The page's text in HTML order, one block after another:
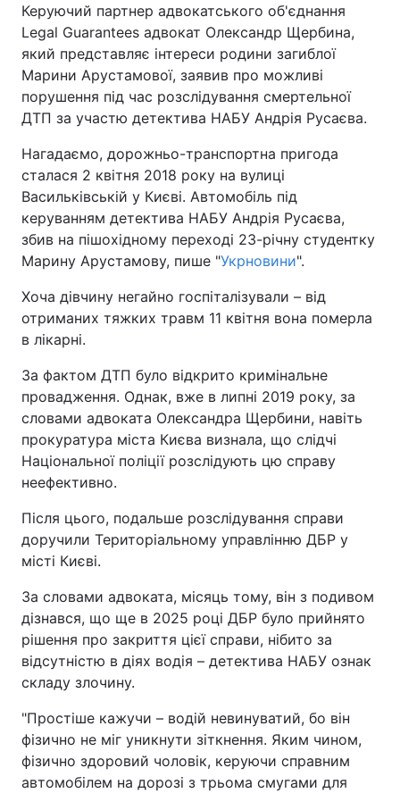
Керуючий партнер адвокатського об'єднання
Legal Guarantees адвокат Олександр Щербина,
який представляє інтереси родини загиблої
Марини Арустамової, заявив про можливі
порушення під час розслідування смертельної
ДТП за участю детектива НАБУ Андрія Русаєва.
Нагадаємо, дорожньо-транспортна пригода
сталася 2 квітня 2018 року на вулиці
Васильківській у Києві. Автомобіль під
керуванням детектива НАБУ Андрія Русаєва,
збив на пішохідному переході 23-річну студентку
Марину Арустамову, пише "Укрновини".
Хоча дівчину негайно госпіталізували – від
отриманих тяжких травм 11 квітня вона померла
в лікарні.
За фактом ДТП було відкрито кримінальне
провадження. Однак, вже в липні 2019 року, за
словами адвоката Олександра Щербини, навіть
прокуратура міста Києва визнала, що слідчі
Національної поліції розслідують цю справу
неефективно.
Після цього, подальше розслідування справи
доручили Територіальному управлінню ДБР у
місті Києві.
За словами адвоката, місяць тому, він з подивом
дізнався, що ще в 2025 році ДБР було прийнято
рішення про закриття цієї справи, нібито за
відсутністю в діях водія – детектива НАБУ ознак
складу злочину.
"Простіше кажучи – водій невинуватий, бо він
фізично не міг уникнути зіткнення. Яким чином,
фізично здоровий чоловік, керуючи справним
автомобілем на дорозі з трьома смугами для